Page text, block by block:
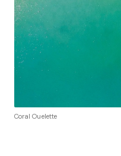
Coral Ouelette